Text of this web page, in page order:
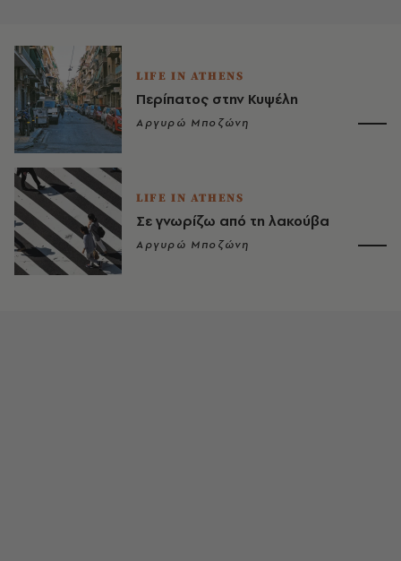
LIFE IN ATHENS
Περίπατος στην Κυψέλη
Αργυρώ Μποζώνη
LIFE IN ATHENS
Σε γνωρίζω από τη λακούβα
Αργυρώ Μποζώνη